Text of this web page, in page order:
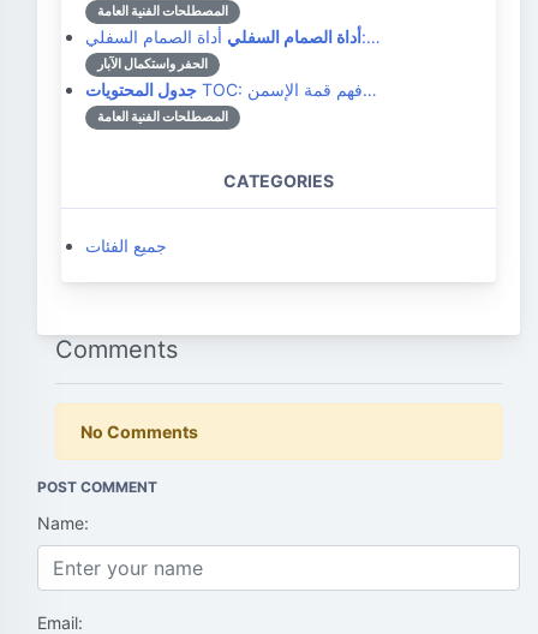
المصطلحات الفنية العامة
أداة الصمام السفليأداة الصمام السفلي:…
الحفر واستكمال الآبار
جدول المحتويات TOC: فهم قمة الإسمن…
المصطلحات الفنية العامة
CATEGORIES
جميع الفئات
Comments
No Comments
POST COMMENT
Name:
Email: